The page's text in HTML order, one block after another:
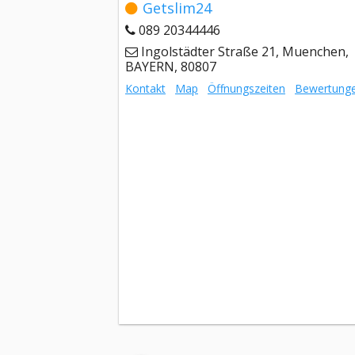
Getslim24
089 20344446
Ingolstädter Straße 21, Muenchen,
BAYERN, 80807
Kontakt Map Öffnungszeiten